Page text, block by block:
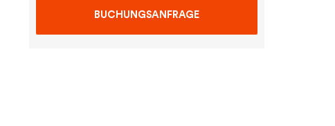
BUCHUNGSANFRAGE